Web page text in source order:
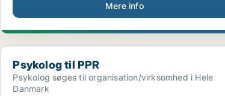
Mere info
Psykolog til PPR
Psykolog til PPR
Psykolog søges til organisation/virksomhed i Hele
Danmark